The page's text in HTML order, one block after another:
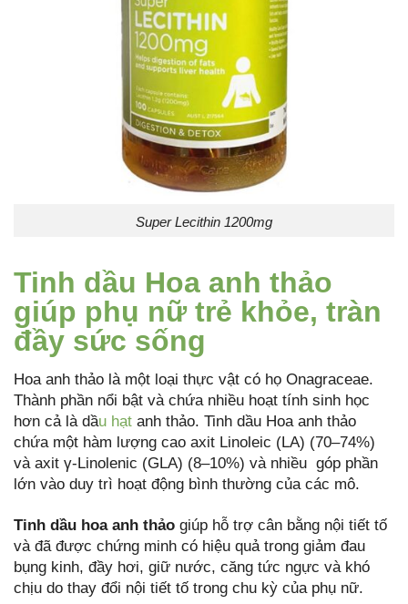
Super Lecithin 1200mg
Tinh dầu Hoa anh thảo
giúp phụ nữ trẻ khỏe, tràn
đầy sức sống
Hoa anh thảo là một loại thực vật có họ Onagraceae.
Thành phần nổi bật và chứa nhiều hoạt tính sinh học
hơn cả là dầu hạt anh thảo. Tinh dầu Hoa anh thảo
chứa một hàm lượng cao axit Linoleic (LA) (70–74%)
và axit γ-Linolenic (GLA) (8–10%) và nhiều góp phần
lớn vào duy trì hoạt động bình thường của các mô.
Tinh dầu hoa anh thảo giúp hỗ trợ cân bằng nội tiết tố
và đã được chứng minh có hiệu quả trong giảm đau
bụng kinh, đầy hơi, giữ nước, căng tức ngực và khó
chịu do thay đổi nội tiết tố trong chu kỳ của phụ nữ.